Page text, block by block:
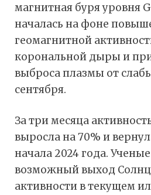
магнитная буря уровня
началась на фоне
геомагнитной
корональной дыры и
выброса плазмы от
сентября.
За три месяца
выросла на 70% и
начала 2024 года.
возможный выход
активности в текущем